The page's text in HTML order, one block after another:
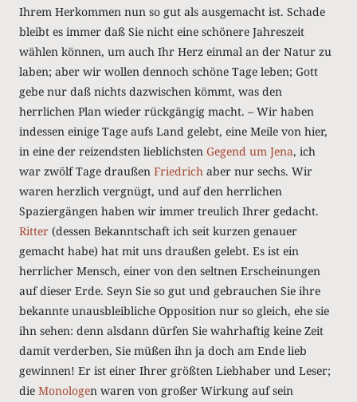
Ihrem Herkommen nun so gut als ausgemacht ist. Schade
bleibt es immer daß Sie nicht eine schönere Jahreszeit
wählen können, um auch Ihr Herz einmal an der Natur zu
laben; aber wir wollen dennoch schöne Tage leben; Gott
gebe nur daß nichts dazwischen kömmt, was den
herrlichen Plan wieder rückgängig macht. – Wir haben
indessen einige Tage aufs Land gelebt, eine Meile von hier,
in eine der reizendsten lieblichsten Gegend um Jena, ich
war zwölf Tage draußen Friedrich aber nur sechs. Wir
waren herzlich vergnügt, und auf den herrlichen
Spaziergängen haben wir immer treulich Ihrer gedacht.
Ritter (dessen Bekanntschaft ich seit kurzen genauer
gemacht habe) hat mit uns draußen gelebt. Es ist ein
herrlicher Mensch, einer von den seltnen Erscheinungen
auf dieser Erde. Seyn Sie so gut und gebrauchen Sie ihre
bekannte unausbleibliche Opposition nur so gleich, ehe sie
ihn sehen: denn alsdann dürfen Sie wahrhaftig keine Zeit
damit verderben, Sie müßen ihn ja doch am Ende lieb
gewinnen! Er ist einer Ihrer größten Liebhaber und Leser;
die Monologen waren von großer Wirkung auf sein